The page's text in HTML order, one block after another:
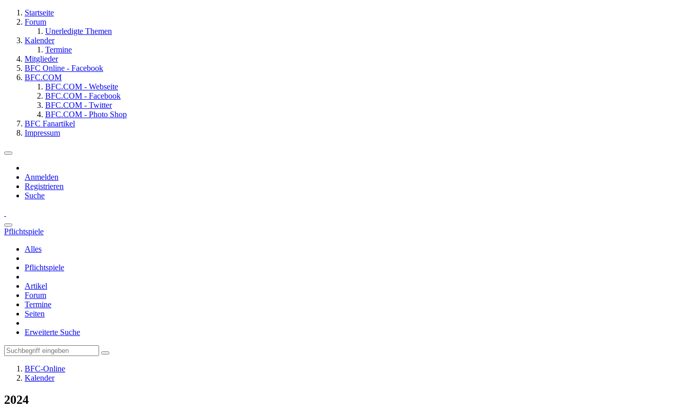
Startseite
Forum
Unerledigte Themen
Kalender
Termine
Mitglieder
BFC Online - Facebook
BFC.COM
BFC.COM - Webseite
BFC.COM - Facebook
BFC.COM - Twitter
BFC.COM - Photo Shop
BFC Fanartikel
Impressum
Anmelden
Registrieren
Suche
Pflichtspiele
Alles
Pflichtspiele
Artikel
Forum
Termine
Seiten
Erweiterte Suche
BFC-Online
Kalender
2024